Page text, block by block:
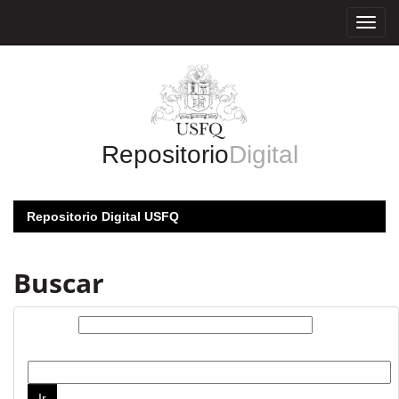
RepositorioDigital
Repositorio Digital USFQ
Buscar